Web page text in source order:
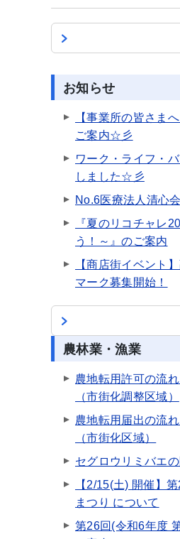
お知らせ
【事業所の皆さま
ご案内☆彡
ワーク・ライフ・
しました☆彡
No.6医療法人清心
『夏のリコチャレ
う！～』のご案内
【商店街イベント
マーク募集開始！
農林業・漁業
農地転用許可の流
（市街化調整区域）
農地転用届出の流
（市街化区域）
セグロウリミバエ
【2/15(土) 開催】
まつり について
第26回(令和6年度